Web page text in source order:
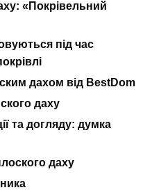
«Покрівельний
під час
дахом від BestDom
даху
та догляду: думка
даху